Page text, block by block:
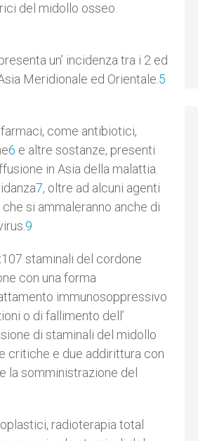
del midollo osseo.
un’ incidenza tra i 2 ed
Meridionale ed Orientale. 5
come antibiotici,
6 e altre sostanze, presenti
in Asia della malattia.
7, oltre ad alcuni agenti
si ammaleranno anche di
9
staminali del cordone
con una forma
immunosoppressivo
o di fallimento dell’
di staminali del midollo
critiche e due addirittura con
la somministrazione del
radioterapia total